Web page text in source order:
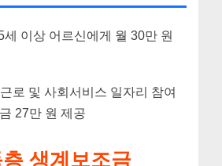
세 이상 어르신에게 월 30만 원
로 및 사회서비스 일자리 참여
27만 원 제공
생계보조금